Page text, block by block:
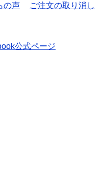
の声 ご注文の取り消し
公式ページ